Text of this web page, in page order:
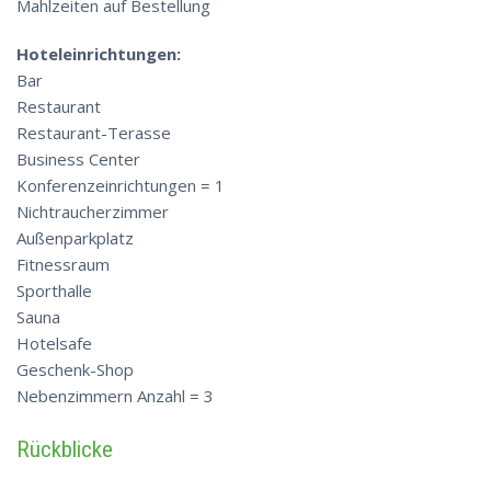
Mahlzeiten auf Bestellung
Hoteleinrichtungen:
Bar
Restaurant
Restaurant-Terasse
Business Center
Konferenzeinrichtungen = 1
Nichtraucherzimmer
Außenparkplatz
Fitnessraum
Sporthalle
Sauna
Hotelsafe
Geschenk-Shop
Nebenzimmern Anzahl = 3
Rückblicke